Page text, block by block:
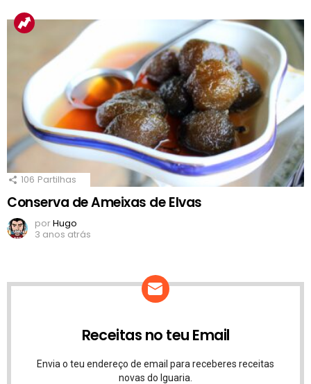
106 Partilhas
Conserva de Ameixas de Elvas
porHugo
3 anos atrás
Receitas no teu Email
Envia o teu endereço de email para receberes receitas
novas do Iguaria.